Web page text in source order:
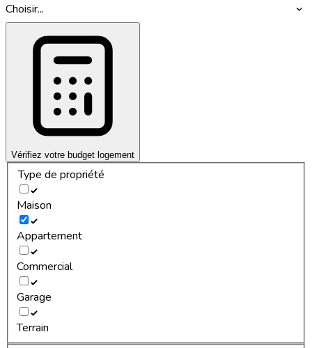
Choisir...
Vérifiez votre budget logement
Type de propriété
Maison
Appartement
Commercial
Garage
Terrain